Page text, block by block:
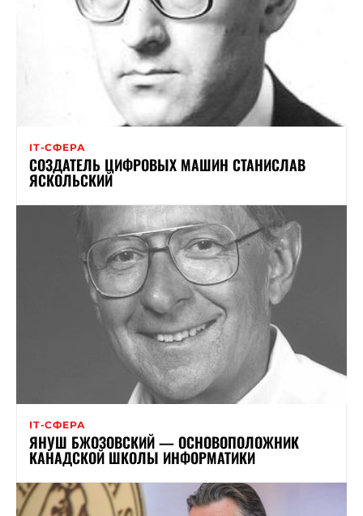
ІТ-СФЕРА
СОЗДАТЕЛЬ ЦИФРОВЫХ МАШИН СТАНИСЛАВ
ЯСКОЛЬСКИЙ
ІТ-СФЕРА
ЯНУШ БЖОЗОВСКИЙ — ОСНОВОПОЛОЖНИК
КАНАДСКОЙ ШКОЛЫ ИНФОРМАТИКИ